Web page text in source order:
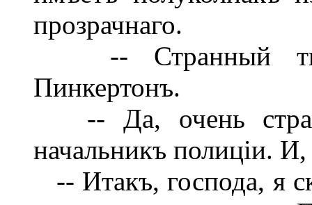
прозрачнаго.
-- Странный
Пинкертонъ.
-- Да, очень
начальникъ полиціи.
-- Итакъ, господа, я